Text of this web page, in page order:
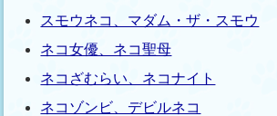
スモウネコ、マダム・ザ・スモウ
ネコ女優、ネコ聖母
ネコざむらい、ネコナイト
ネコゾンビ、デビルネコ